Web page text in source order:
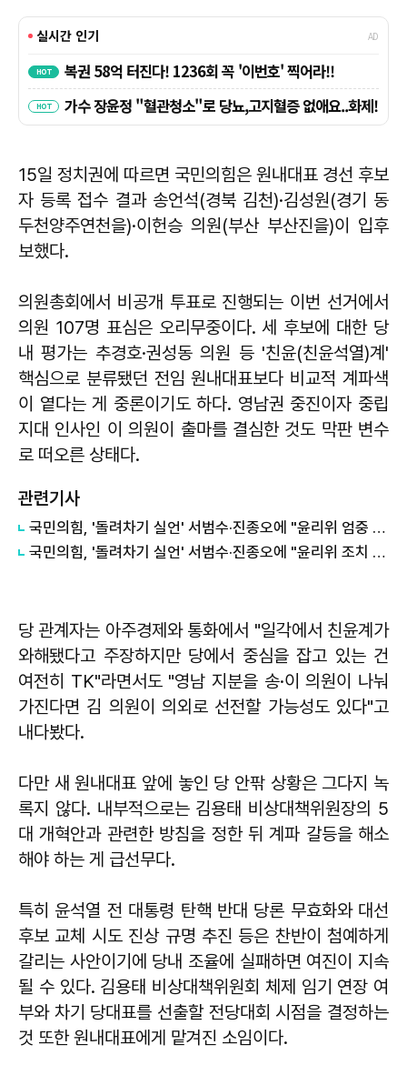
15일 정치권에 따르면 국민의힘은 원내대표 경선 후보
자 등록 접수 결과 송언석(경북 김천)·김성원(경기 동
두천양주연천을)·이헌승 의원(부산 부산진을)이 입후
보했다.
의원총회에서 비공개 투표로 진행되는 이번 선거에서
의원 107명 표심은 오리무중이다. 세 후보에 대한 당
내 평가는 추경호·권성동 의원 등 '친윤(친윤석열)계'
핵심으로 분류됐던 전임 원내대표보다 비교적 계파색
이 옅다는 게 중론이기도 하다. 영남권 중진이자 중립
지대 인사인 이 의원이 출마를 결심한 것도 막판 변수
로 떠오른 상태다.
관련기사
국민의힘, '돌려차기 실언' 서범수·진종오에 "윤리위 엄중 조치"...징계 정국 확대
국민의힘, '돌려차기 실언' 서범수·진종오에 "윤리위 조치 있어야"
당 관계자는 아주경제와 통화에서 "일각에서 친윤계가
와해됐다고 주장하지만 당에서 중심을 잡고 있는 건
여전히 TK"라면서도 "영남 지분을 송·이 의원이 나눠
가진다면 김 의원이 의외로 선전할 가능성도 있다"고
내다봤다.
다만 새 원내대표 앞에 놓인 당 안팎 상황은 그다지 녹
록지 않다. 내부적으로는 김용태 비상대책위원장의 5
대 개혁안과 관련한 방침을 정한 뒤 계파 갈등을 해소
해야 하는 게 급선무다.
특히 윤석열 전 대통령 탄핵 반대 당론 무효화와 대선
후보 교체 시도 진상 규명 추진 등은 찬반이 첨예하게
갈리는 사안이기에 당내 조율에 실패하면 여진이 지속
될 수 있다. 김용태 비상대책위원회 체제 임기 연장 여
부와 차기 당대표를 선출할 전당대회 시점을 결정하는
것 또한 원내대표에게 맡겨진 소임이다.